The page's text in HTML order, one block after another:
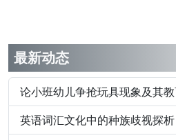
最新动态
论小班幼儿争抢玩具现象及其
英语词汇文化中的种族歧视探析